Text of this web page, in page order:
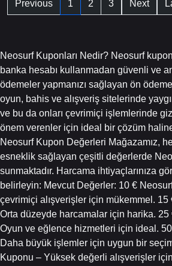
Previous 1 2 3 Next
Neosurf Kuponları Nedir? Neosurf kuponları, kredi kartı veya
banka hesabı kullanmadan güvenli ve
ödemeler yapmanızı sağlayan ön
oyun, bahis ve alışveriş sitelerinde
ve bu da onları çevrimiçi işlemlerinde
önem verenler için ideal bir çözüm haline
Neosurf Kupon Değerleri Mağazamız, her türden kullanıcı için
esneklik sağlayan çeşitli değerlerde
sunmaktadır. Harcama ihtiyaçlarınıza
belirleyin: Mevcut Değerler: 10 € Neosurf Kuponu – Küçük
çevrimiçi alışverişler için mükemmel. 15 € Neosurf Kuponu –
Orta düzeyde harcamalar için harika. 25 € Neosurf Kuponu –
Oyun ve eğlence hizmetleri için ideal. 50 € Neosurf Kuponu –
Daha büyük işlemler için uygun bir seçim. 100 €
Kuponu – Yüksek değerli alışverişler için en